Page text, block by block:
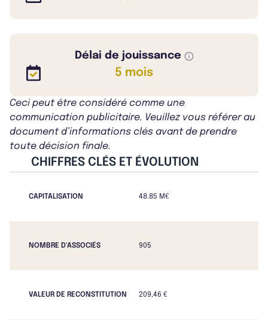
Délai de jouissance
5 mois
Ceci peut être considéré comme une
communication publicitaire. Veuillez vous référer au
document d’informations clés avant de prendre
toute décision finale.
CHIFFRES CLÉS ET ÉVOLUTION
CAPITALISATION 48.85 M€
NOMBRE D'ASSOCIÉS 905
VALEUR DE RECONSTITUTION 209,46 €